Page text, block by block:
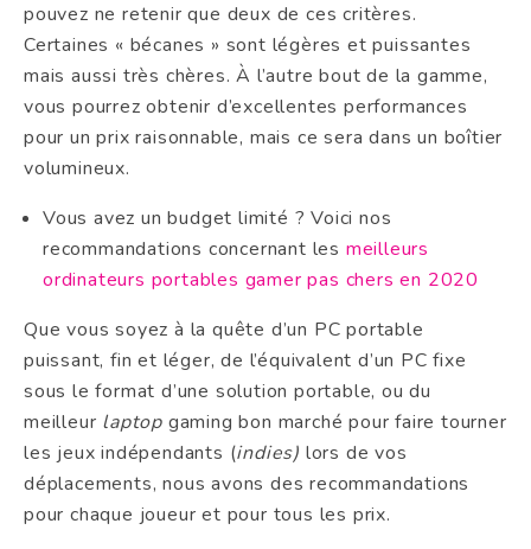
pouvez ne retenir que deux de ces critères.
Certaines « bécanes » sont légères et puissantes
mais aussi très chères. À l’autre bout de la gamme,
vous pourrez obtenir d’excellentes performances
pour un prix raisonnable, mais ce sera dans un boîtier
volumineux.
Vous avez un budget limité ? Voici nos
recommandations concernant les meilleurs
ordinateurs portables gamer pas chers en 2020
Que vous soyez à la quête d’un PC portable
puissant, fin et léger, de l’équivalent d’un PC fixe
sous le format d’une solution portable, ou du
meilleur laptop gaming bon marché pour faire tourner
les jeux indépendants (indies) lors de vos
déplacements, nous avons des recommandations
pour chaque joueur et pour tous les prix.